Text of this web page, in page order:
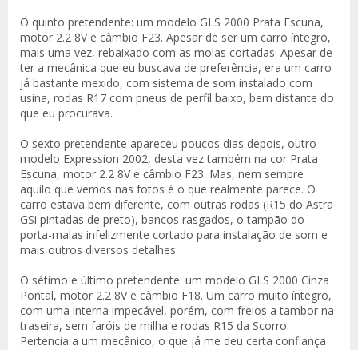
O quinto pretendente: um modelo GLS 2000 Prata Escuna,
motor 2.2 8V e câmbio F23. Apesar de ser um carro íntegro,
mais uma vez, rebaixado com as molas cortadas. Apesar de
ter a mecânica que eu buscava de preferência, era um carro
já bastante mexido, com sistema de som instalado com
usina, rodas R17 com pneus de perfil baixo, bem distante do
que eu procurava.
O sexto pretendente apareceu poucos dias depois, outro
modelo Expression 2002, desta vez também na cor Prata
Escuna, motor 2.2 8V e câmbio F23. Mas, nem sempre
aquilo que vemos nas fotos é o que realmente parece. O
carro estava bem diferente, com outras rodas (R15 do Astra
GSi pintadas de preto), bancos rasgados, o tampão do
porta-malas infelizmente cortado para instalação de som e
mais outros diversos detalhes.
O sétimo e último pretendente: um modelo GLS 2000 Cinza
Pontal, motor 2.2 8V e câmbio F18. Um carro muito íntegro,
com uma interna impecável, porém, com freios a tambor na
traseira, sem faróis de milha e rodas R15 da Scorro.
Pertencia a um mecânico, o que já me deu certa confiança